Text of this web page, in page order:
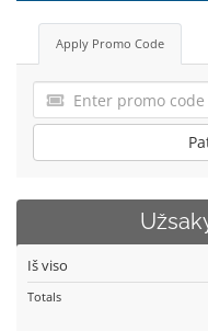
Apply Promo Code
Iš viso
Totals